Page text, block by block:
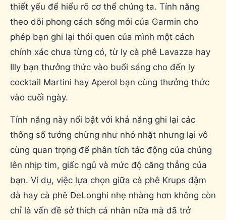
thiết yếu để hiểu rõ cơ thể chúng ta. Tính năng
theo dõi phong cách sống mới của Garmin cho
phép bạn ghi lại thói quen của mình một cách
chính xác chưa từng có, từ ly cà phê Lavazza hay
Illy bạn thưởng thức vào buổi sáng cho đến ly
cocktail Martini hay Aperol bạn cùng thưởng thức
vào cuối ngày.
Tính năng này nổi bật với khả năng ghi lại các
thông số tưởng chừng như nhỏ nhặt nhưng lại vô
cùng quan trọng để phân tích tác động của chúng
lên nhịp tim, giấc ngủ và mức độ căng thẳng của
bạn. Ví dụ, việc lựa chọn giữa cà phê Krups đậm
đà hay cà phê DeLonghi nhẹ nhàng hơn không còn
chỉ là vấn đề sở thích cá nhân nữa mà đã trở